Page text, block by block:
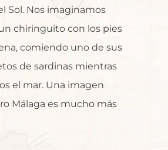
Sol. Nos imaginamos
chiringuito con los pies
comiendo uno de sus
de sardinas mientras
el mar. Una imagen
Málaga es mucho más